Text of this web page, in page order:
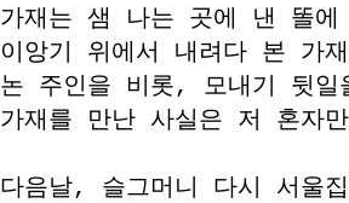
가재는 샘 나는 곳에 낸 똘
이앙기 위에서 내려다 본 가
논 주인을 비롯, 모내기 뒷일
가재를 만난 사실은 저 혼자
다음날, 슬그머니 다시 서울